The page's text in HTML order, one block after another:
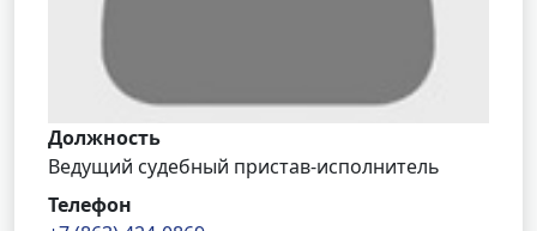
Должность
Ведущий судебный пристав-исполнитель
Телефон